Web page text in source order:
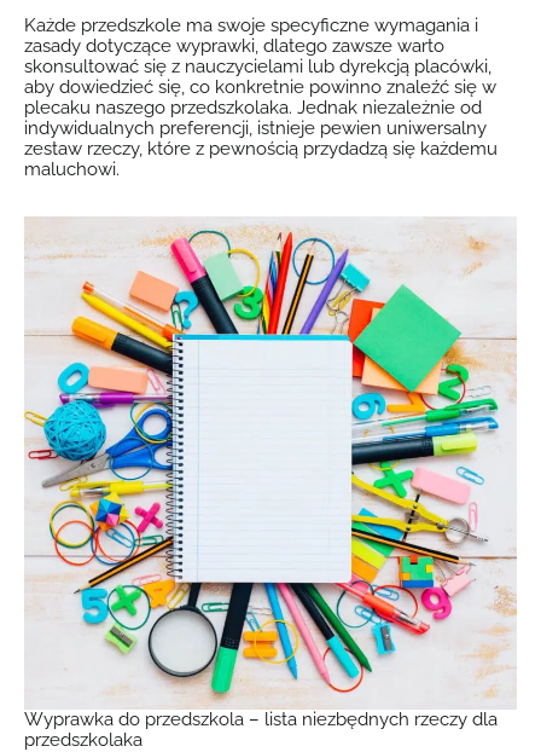
Każde przedszkole ma swoje specyficzne wymagania i
zasady dotyczące wyprawki, dlatego zawsze warto
skonsultować się z nauczycielami lub dyrekcją placówki,
aby dowiedzieć się, co konkretnie powinno znaleźć się w
plecaku naszego przedszkolaka. Jednak niezależnie od
indywidualnych preferencji, istnieje pewien uniwersalny
zestaw rzeczy, które z pewnością przydadzą się każdemu
maluchowi.
Wyprawka do przedszkola – lista niezbędnych rzeczy dla
przedszkolaka